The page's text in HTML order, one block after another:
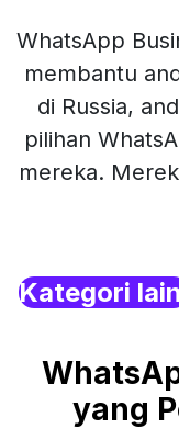
WhatsApp
membantu
di Russia,
pilihan
mereka.
Kategori
yang